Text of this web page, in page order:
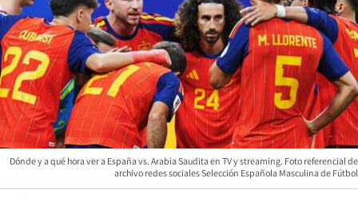
Dónde y a qué hora ver a España vs. Arabia Saudita en TV y streaming. Foto referencial de
archivo redes sociales Selección Española Masculina de Fútbol